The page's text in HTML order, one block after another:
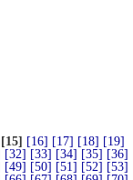
[15] [16] [17] [18] [19]
[32] [33] [34] [35] [36]
[49] [50] [51] [52] [53]